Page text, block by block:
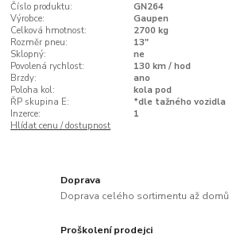
Číslo produktu:
GN264
Výrobce:
Gaupen
Celková hmotnost:
2700 kg
Rozměr pneu:
13"
Sklopný:
ne
Povolená rychlost:
130 km / hod
Brzdy:
ano
Poloha kol:
kola pod
ŘP skupina E:
*dle tažného vozidla
Inzerce:
1
Hlídat cenu / dostupnost
Doprava
Doprava celého sortimentu až domů
Proškolení prodejci